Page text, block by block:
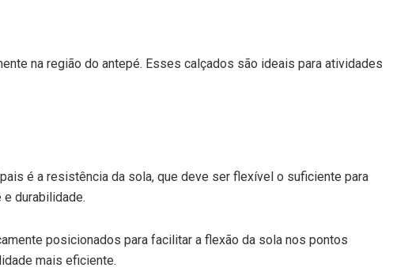
na região do antepé. Esses calçados são ideais para atividades
é a resistência da sola, que deve ser flexível o suficiente para
durabilidade.
posicionados para facilitar a flexão da sola nos pontos
mais eficiente.